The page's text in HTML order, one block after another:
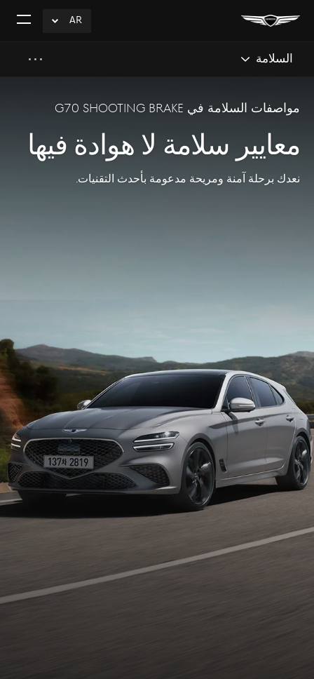
AR
click
افتح
السلامة
مواصفات السلامة في G70 Shooting Brake
معايير سلامة لا هوادة فيها
نعدك برحلة آمنة ومريحة مدعومة بأحدث التقنيات.